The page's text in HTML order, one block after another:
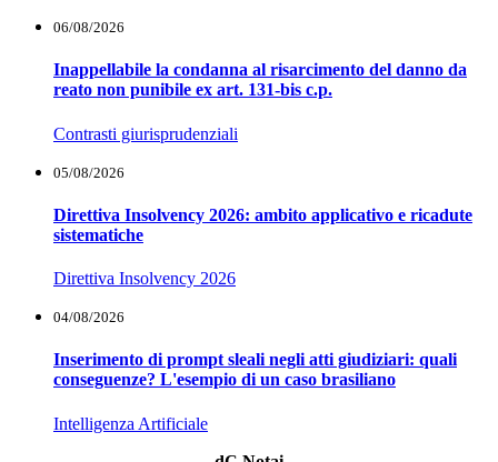
06/08/2026
Inappellabile la condanna al risarcimento del danno da
reato non punibile ex art. 131-bis c.p.
Contrasti giurisprudenziali
05/08/2026
Direttiva Insolvency 2026: ambito applicativo e ricadute
sistematiche
Direttiva Insolvency 2026
04/08/2026
Inserimento di prompt sleali negli atti giudiziari: quali
conseguenze? L'esempio di un caso brasiliano
Intelligenza Artificiale